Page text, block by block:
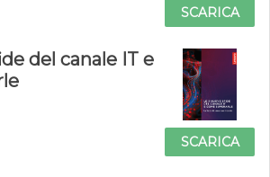
SCARICA
del canale IT e
SCARICA